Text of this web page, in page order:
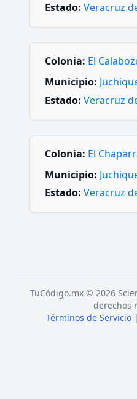
Estado: Veracruz
Colonia: El
Municipio:
Estado: Veracruz
Colonia: El
Municipio:
Estado: Veracruz
TuCódigo.mx © 2026
derechos
Términos de Servicio |